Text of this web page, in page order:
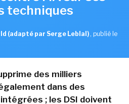
techniques
(adapté par Serge Leblal) , publié le
des milliers
dans des
; les DSI doivent